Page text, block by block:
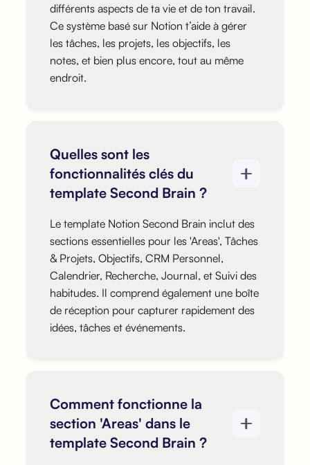
différents aspects de ta vie et de ton travail.
Ce système basé sur Notion t’aide à gérer
les tâches, les projets, les objectifs, les
notes, et bien plus encore, tout au même
endroit.
Quelles sont les
fonctionnalités clés du
template Second Brain ?
Le template Notion Second Brain inclut des
sections essentielles pour les 'Areas', Tâches
& Projets, Objectifs, CRM Personnel,
Calendrier, Recherche, Journal, et Suivi des
habitudes. Il comprend également une boîte
de réception pour capturer rapidement des
idées, tâches et événements.
Comment fonctionne la
section 'Areas' dans le
template Second Brain ?